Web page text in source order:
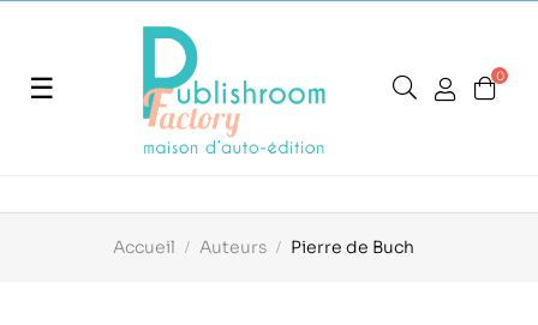
Basculer
navigation
☰ 0
Accueil Auteurs Pierre de Buch